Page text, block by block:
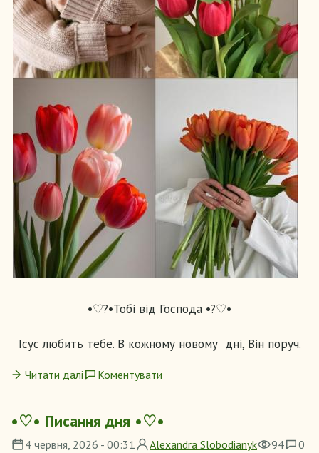
•♡?•Тобі від Господа •?♡•
Ісус любить тебе. В кожному новому дні, Він поруч.
Читати далі Коментувати
•♡• Писання дня •♡•
4 червня, 2026 - 00:31 Alexandra Slobodianyk 94 0